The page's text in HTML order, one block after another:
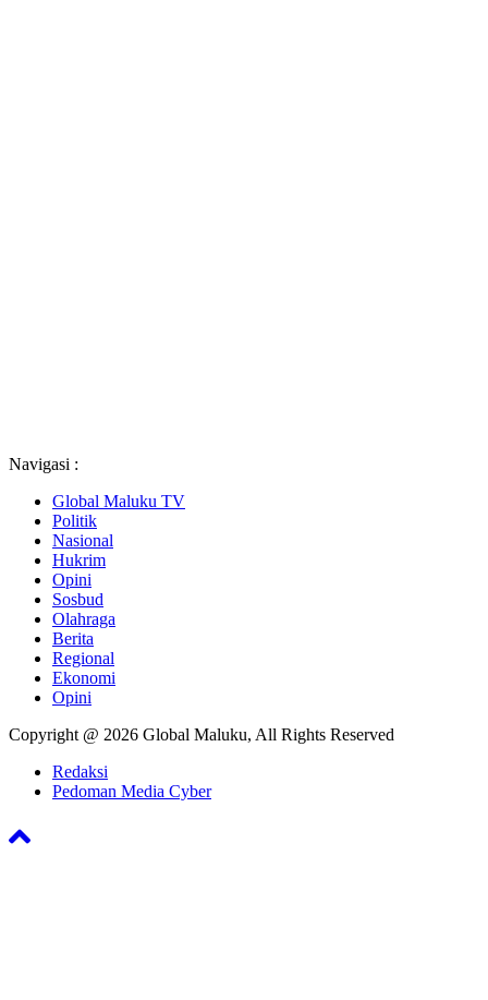
Navigasi :
Global Maluku TV
Politik
Nasional
Hukrim
Opini
Sosbud
Olahraga
Berita
Regional
Ekonomi
Opini
Copyright @ 2026 Global Maluku, All Rights Reserved
Redaksi
Pedoman Media Cyber